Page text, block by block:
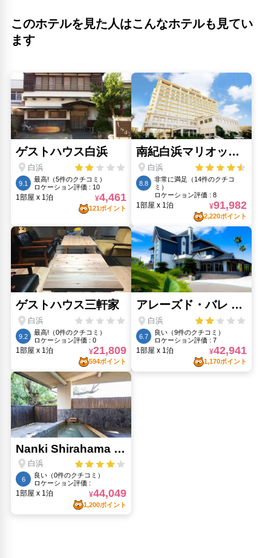
このホテルを見た人はこんなホテルも見てい
ます